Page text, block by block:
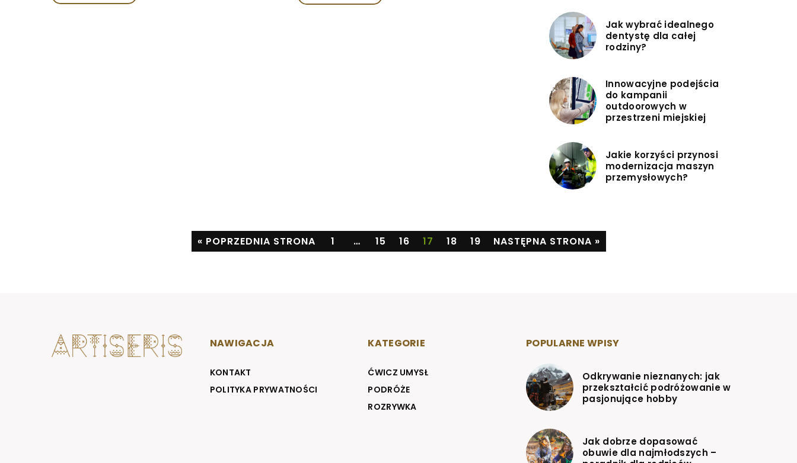
Jak wybrać idealnego
dentystę dla całej
rodziny?
Innowacyjne podejścia
do kampanii
outdoorowych w
przestrzeni miejskiej
Jakie korzyści przynosi
modernizacja maszyn
przemysłowych?
« POPRZEDNIA STRONA 1 … 15 16 17 18 19 NASTĘPNA STRONA »
NAWIGACJA
KONTAKT
POLITYKA PRYWATNOŚCI
KATEGORIE
ĆWICZ UMYSŁ
PODRÓŻE
ROZRYWKA
POPULARNE WPISY
Odkrywanie nieznanych: jak
przekształcić podróżowanie w
pasjonujące hobby
Jak dobrze dopasować
obuwie dla najmłodszych –